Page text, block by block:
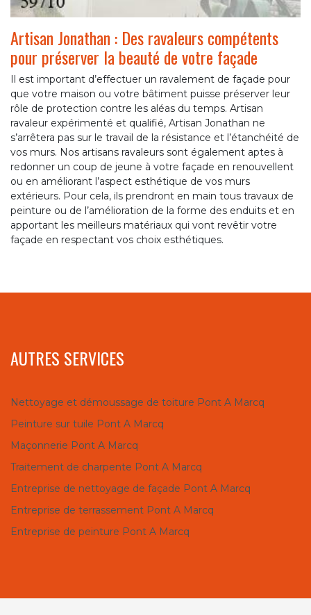
Artisan Jonathan : Des ravaleurs compétents
pour préserver la beauté de votre façade
Il est important d’effectuer un ravalement de façade pour
que votre maison ou votre bâtiment puisse préserver leur
rôle de protection contre les aléas du temps. Artisan
ravaleur expérimenté et qualifié, Artisan Jonathan ne
s’arrêtera pas sur le travail de la résistance et l’étanchéité de
vos murs. Nos artisans ravaleurs sont également aptes à
redonner un coup de jeune à votre façade en renouvellent
ou en améliorant l’aspect esthétique de vos murs
extérieurs. Pour cela, ils prendront en main tous travaux de
peinture ou de l’amélioration de la forme des enduits et en
apportant les meilleurs matériaux qui vont revêtir votre
façade en respectant vos choix esthétiques.
AUTRES SERVICES
Nettoyage et démoussage de toiture Pont A Marcq
Peinture sur tuile Pont A Marcq
Maçonnerie Pont A Marcq
Traitement de charpente Pont A Marcq
Entreprise de nettoyage de façade Pont A Marcq
Entreprise de terrassement Pont A Marcq
Entreprise de peinture Pont A Marcq